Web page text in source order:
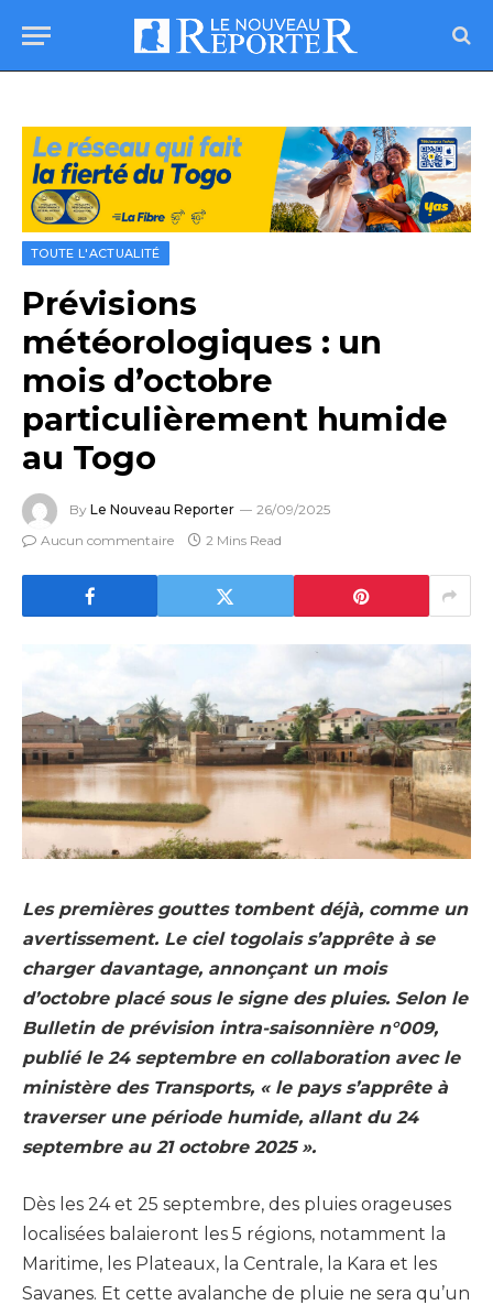
TOUTE L'ACTUALITÉ
Prévisions
météorologiques : un
mois d’octobre
particulièrement humide
au Togo
By Le Nouveau Reporter
26/09/2025
Aucun commentaire
2 Mins Read
Les premières gouttes tombent déjà, comme un
avertissement. Le ciel togolais s’apprête à se
charger davantage, annonçant un mois
d’octobre placé sous le signe des pluies. Selon le
Bulletin de prévision intra-saisonnière n°009,
publié le 24 septembre en collaboration avec le
ministère des Transports, « le pays s’apprête à
traverser une période humide, allant du 24
septembre au 21 octobre 2025 ».
Dès les 24 et 25 septembre, des pluies orageuses
localisées balaieront les 5 régions, notamment la
Maritime, les Plateaux, la Centrale, la Kara et les
Savanes. Et cette avalanche de pluie ne sera qu’un